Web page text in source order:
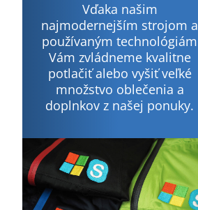
Vďaka našim
najmodernejším strojom a
používaným technológiám
Vám zvládneme kvalitne
potlačiť alebo vyšiť veľké
množstvo oblečenia a
doplnkov z našej ponuky.